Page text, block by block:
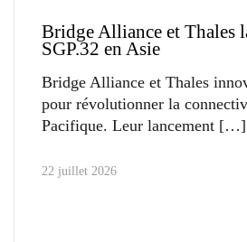
Bridge Alliance et Thales
SGP.32 en Asie
Bridge Alliance et Thales
pour révolutionner la
Pacifique. Leur lancement
22 juillet 2026